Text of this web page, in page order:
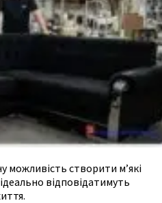
можливість створити м’які
відповідатимуть